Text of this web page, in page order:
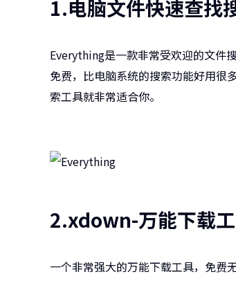
1.电脑文件快速查
Everything是一款非常受欢迎的文件
免费，比电脑系统的搜索功能好用很
索工具就非常适合你。
2.xdown-万能下载
一个非常强大的万能下载工具，免费